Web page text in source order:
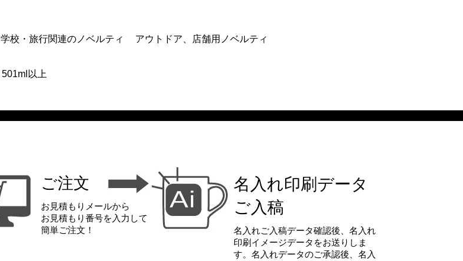
学校・旅行関連のノベルティ アウトドア、店舗用ノベルティ
501ml以上
ご注文
お見積もりメールから
お見積もり番号を入力して
簡単ご注文！
名入れ印刷データ
ご入稿
名入れご入稿データ確認後、名入れ
印刷イメージデータをお送りしま
す。名入れデータのご承認後、名入